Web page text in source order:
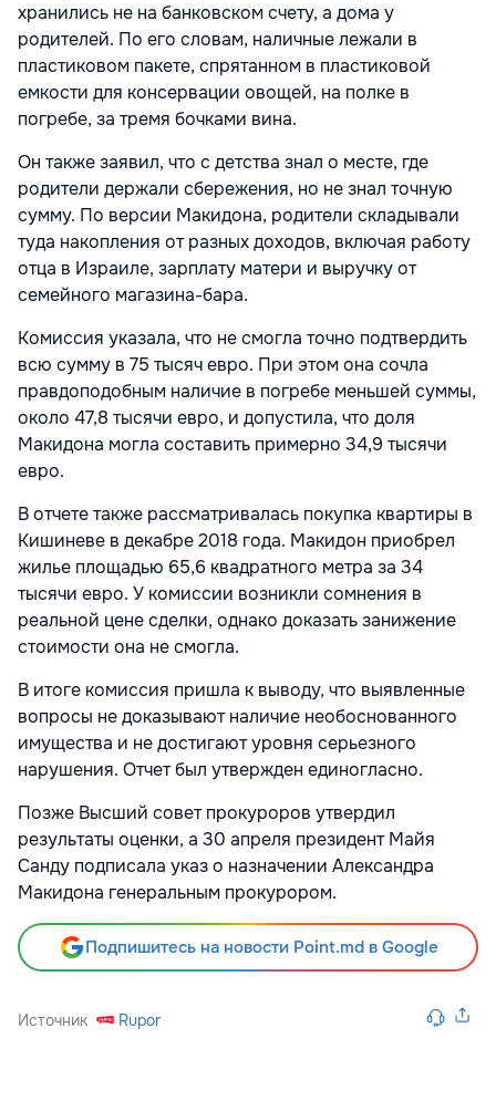
хранились не на банковском счету, а дома у
родителей. По его словам, наличные лежали в
пластиковом пакете, спрятанном в пластиковой
емкости для консервации овощей, на полке в
погребе, за тремя бочками вина.
Он также заявил, что с детства знал о месте, где
родители держали сбережения, но не знал точную
сумму. По версии Макидона, родители складывали
туда накопления от разных доходов, включая работу
отца в Израиле, зарплату матери и выручку от
семейного магазина-бара.
Комиссия указала, что не смогла точно подтвердить
всю сумму в 75 тысяч евро. При этом она сочла
правдоподобным наличие в погребе меньшей суммы,
около 47,8 тысячи евро, и допустила, что доля
Макидона могла составить примерно 34,9 тысячи
евро.
В отчете также рассматривалась покупка квартиры в
Кишиневе в декабре 2018 года. Макидон приобрел
жилье площадью 65,6 квадратного метра за 34
тысячи евро. У комиссии возникли сомнения в
реальной цене сделки, однако доказать занижение
стоимости она не смогла.
В итоге комиссия пришла к выводу, что выявленные
вопросы не доказывают наличие необоснованного
имущества и не достигают уровня серьезного
нарушения. Отчет был утвержден единогласно.
Позже Высший совет прокуроров утвердил
результаты оценки, а 30 апреля президент Майя
Санду подписала указ о назначении Александра
Макидона генеральным прокурором.
Подпишитесь на новости Point.md в Google
Источник Rupor